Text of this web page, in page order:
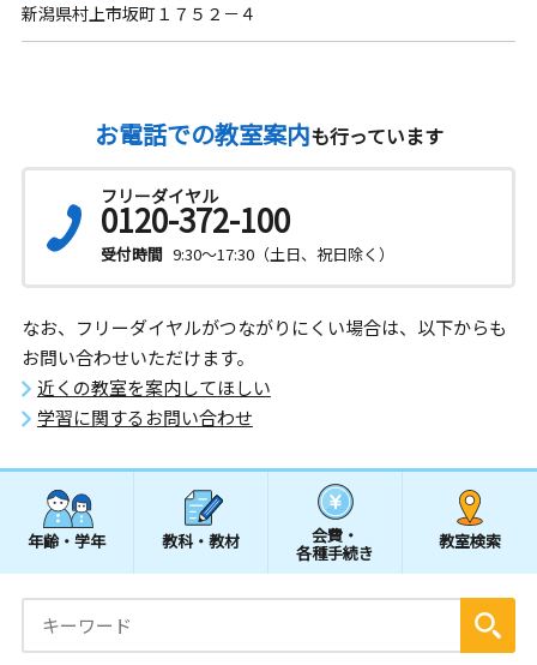
新潟県村上市坂町１７５２－４
お電話での教室案内も行っています
フリーダイヤル
0120-372-100
受付時間 9:30～17:30（土日、祝日除く）
なお、フリーダイヤルがつながりにくい場合は、以下からも
お問い合わせいただけます。
近くの教室を案内してほしい
学習に関するお問い合わせ
年齢・学年 教科・教材 会費・
各種手続き
教室検索